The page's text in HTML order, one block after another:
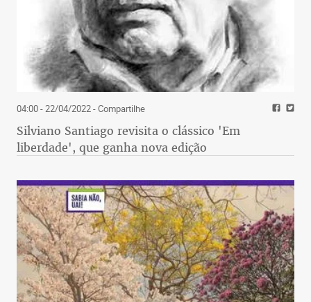
04:00 - 22/04/2022- Compartilhe
Silviano Santiago revisita o clássico 'Em
liberdade', que ganha nova edição